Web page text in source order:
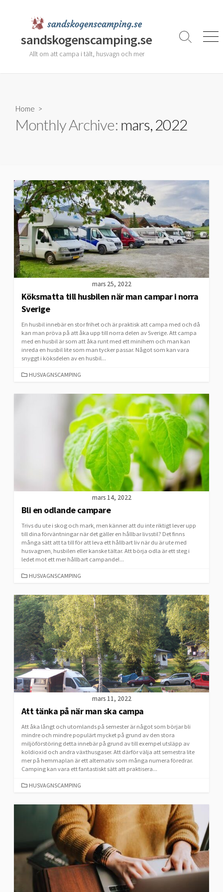
sandskogenscamping.se
Allt om att campa i tält, husvagn och mer
Search
Home >
Monthly Archive: mars, 2022
mars 25, 2022
Köksmatta till husbilen när man campar i norra
Sverige
En husbil innebär en stor frihet och är praktisk att campa med och då
kan man pröva på att åka upp till norra delen av Sverige. Att campa
med en husbil är som att åka runt med ett minihem och man kan
inreda en husbil lite som man tycker passar. Något som kan vara
snyggt i köksdelen av en husbil...
CATEGORIES
HUSVAGNSCAMPING
mars 14, 2022
Bli en odlande campare
Trivs du ute i skog och mark, men känner att du inte riktigt lever upp
till dina förväntningar när det gäller en hållbar livsstil? Det finns
många sätt att ta till för att leva ett hållbart liv när du är ute med
husvagnen, husbilen eller kanske tältar. Att börja odla är ett steg i
ledet mot ett mer hållbart campande!...
CATEGORIES
HUSVAGNSCAMPING
mars 11, 2022
Att tänka på när man ska campa
Att åka långt och utomlands på semester är något som börjar bli
mindre och mindre populärt mycket på grund av den stora
miljöförstöring detta innebär på grund av till exempel utsläpp av
koldioxid och andra växthusgaser. Att därför välja att semestra lite
mer på hemmaplan är ett alternativ som många numera föredrar.
Camping kan vara ett fantastiskt sätt att praktisera...
CATEGORIES
HUSVAGNSCAMPING